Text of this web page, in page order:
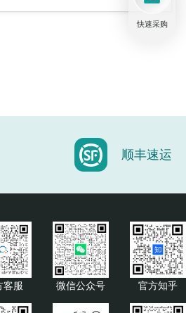
快速采购
样品支架
顺丰速运
客服 微信公众号 官方知乎